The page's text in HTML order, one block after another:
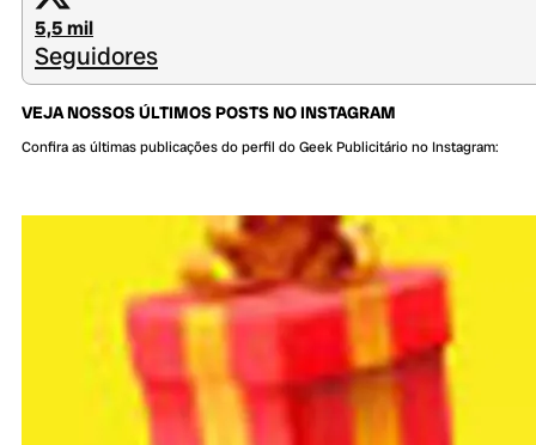
5,5 mil
Seguidores
VEJA NOSSOS ÚLTIMOS POSTS NO INSTAGRAM
Confira as últimas publicações do perfil do Geek Publicitário no Instagram: